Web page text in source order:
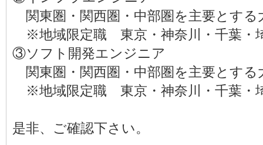
関東圏・関西圏・中部圏を主要とす
※地域限定職 東京・神奈川・千葉・
③ソフト開発エンジニア
関東圏・関西圏・中部圏を主要とす
※地域限定職 東京・神奈川・千葉・
是非、ご確認下さい。